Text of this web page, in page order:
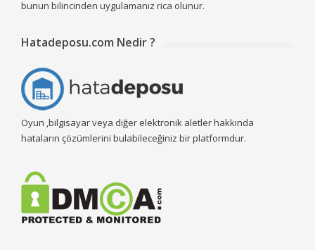
bunun bilincinden uygulamanız rica olunur.
Hatadeposu.com Nedir ?
Oyun ,bilgisayar veya diğer elektronik aletler hakkında
hataların çözümlerini bulabileceğiniz bir platformdur.